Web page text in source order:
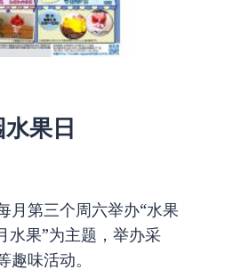
果日
月第三个周六举办“水果
水果”为主题，举办采
味活动。